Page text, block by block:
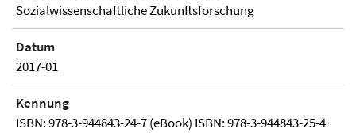
Sozialwissenschaftliche Zukunftsforschung
Datum
2017-01
Kennung
ISBN: 978-3-944843-24-7 (eBook) ISBN: 978-3-944843-25-4